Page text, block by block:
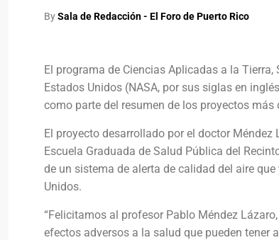
BySala de Redacción - El Foro de Puerto Rico
El programa de Ciencias Aplicadas a la
Estados Unidos (NASA, por sus siglas en
como parte del resumen de los proyectos más
El proyecto desarrollado por el doctor
Escuela Graduada de Salud Pública del
de un sistema de alerta de calidad del aire
Unidos.
“Felicitamos al profesor Pablo Méndez
efectos adversos a la salud que pueden tener